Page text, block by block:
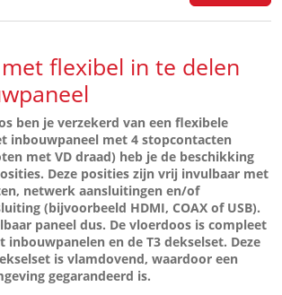
flexibel in te delen
ben je verzekerd van een flexibele
inbouwpaneel met 4 stopcontacten
met VD draad) heb je de beschikking
Deze posities zijn vrij invulbaar met
netwerk aansluitingen en/of
(bijvoorbeeld HDMI, COAX of USB).
paneel dus. De vloerdoos is compleet
inbouwpanelen en de T3 dekselset. Deze
is vlamdovend, waardoor een
gegarandeerd is.